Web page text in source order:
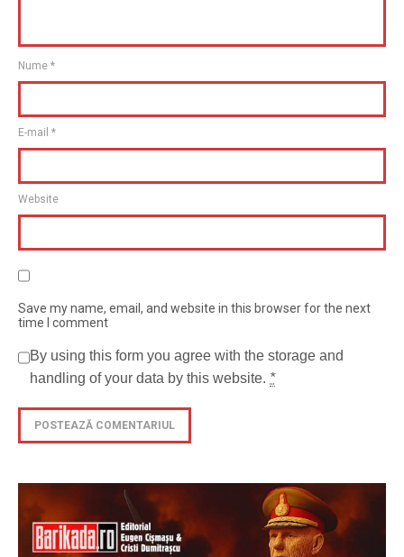
Nume *
E-mail *
Website
Save my name, email, and website in this browser for the next
time I comment
By using this form you agree with the storage and
handling of your data by this website. *